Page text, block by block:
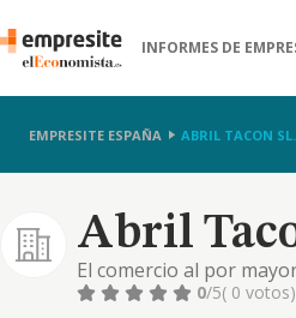
INFORMES DE
EMPRESITE ESPAÑA ABRIL TACON
Abril
El comercio al por
calzado y
0/5( 0 votos)